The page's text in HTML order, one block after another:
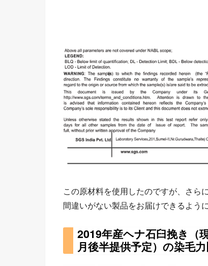
この原材料を使用したのですが、さら
間違いがない製品をお届けできるよう
2019年産ヘナ石臼挽き（
月後半提供予定）の染毛